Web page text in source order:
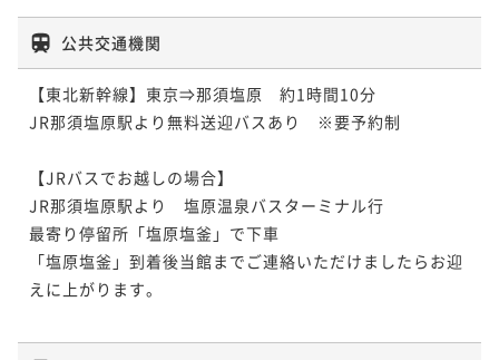
公共交通機関
【東北新幹線】東京⇒那須塩原　約1時間10分
JR那須塩原駅より無料送迎バスあり　※要予約制
【JRバスでお越しの場合】
JR那須塩原駅より　塩原温泉バスターミナル行
最寄り停留所「塩原塩釜」で下車
「塩原塩釜」到着後当館までご連絡いただけましたらお迎
えに上がります。